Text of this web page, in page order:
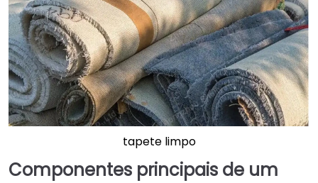
tapete limpo
Componentes principais de um